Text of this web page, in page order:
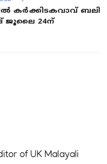
കർക്കിടകവാവ് ബലി
ജൂലൈ 24ന്
of UK Malayali